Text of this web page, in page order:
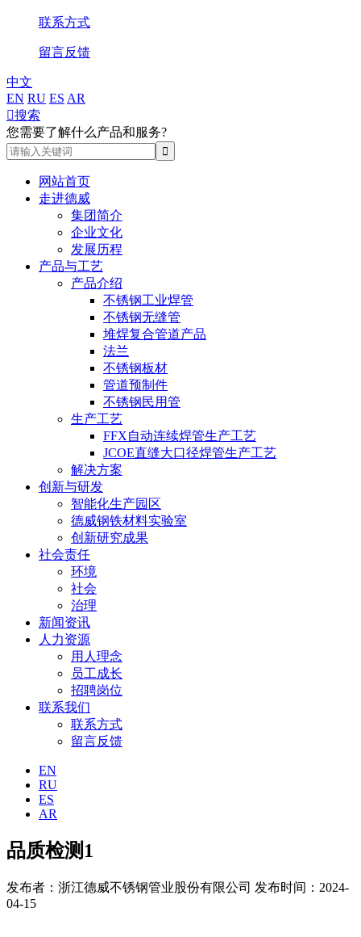
联系方式
留言反馈
中文
EN RU ES AR
搜索
您需要了解什么产品和服务?
网站首页
走进德威
集团简介
企业文化
发展历程
产品与工艺
产品介绍
不锈钢工业焊管
不锈钢无缝管
堆焊复合管道产品
法兰
不锈钢板材
管道预制件
不锈钢民用管
生产工艺
FFX自动连续焊管生产工艺
JCOE直缝大口径焊管生产工艺
解决方案
创新与研发
智能化生产园区
德威钢铁材料实验室
创新研究成果
社会责任
环境
社会
治理
新闻资讯
人力资源
用人理念
员工成长
招聘岗位
联系我们
联系方式
留言反馈
EN
RU
ES
AR
品质检测1
发布者：浙江德威不锈钢管业股份有限公司 发布时间：2024-
04-15